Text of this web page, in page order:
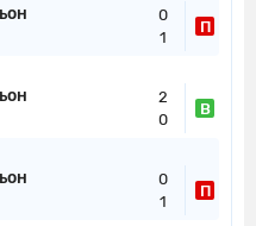
0
1
П
2
0
В
0
1
П